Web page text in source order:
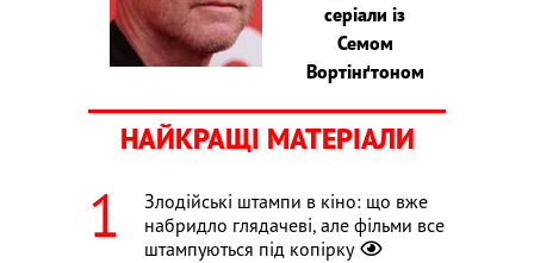
серіали із
Семом
Вортінґтоном
НАЙКРАЩІ МАТЕРІАЛИ
Злодійські штампи в кіно: що вже
набридло глядачеві, але фільми все
штампуються під копірку